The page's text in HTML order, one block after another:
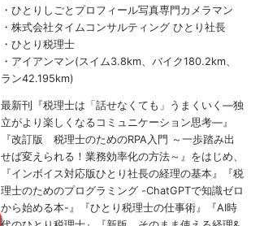
・ひとりしごとプロフィール写真専門カメラマン
・株式会社タイムコンサルティング ひとり社長
・ひとり税理士
・アイアンマン(スイム3.8km、バイク180.2km、
ラン42.195km)
最新刊『税理士は「話せなくても」うまくいく ―独
立がより楽しくなるコミュニケーション思考―』
『改訂版 税理士のためのRPA入門 ～一歩踏み出
せば変えられる！業務効率化の方法～』をはじめ、
『インボイス対応版ひとり社長の経理の基本』『税
理士のためのプログラミング -ChatGPTで知識ゼロ
から始める本-』『ひとり税理士の仕事術』『AI時